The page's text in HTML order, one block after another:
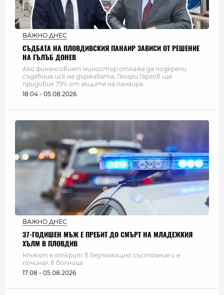
ВАЖНО ДНЕС
СЪДБАТА НА ПЛОВДИВСКИЯ ПАНАИР ЗАВИСИ ОТ РЕШЕНИЕ
НА ГЪЛЪБ ДОНЕВ
Ако финансовият министър откаже да подкрепи
съдебния иск на държавата, Геогри Гергов ще
придобие 79% от акците на панаира
18:04 - 05.08.2026
ВАЖНО ДНЕС
37-ГОДИШЕН МЪЖ Е ПРЕБИТ ДО СМЪРТ НА МЛАДЕЖКИЯ
ХЪЛМ В ПЛОВДИВ
Мъжът е открит в безпомощно състояние и е
починал в болница
17:08 - 05.08.2026